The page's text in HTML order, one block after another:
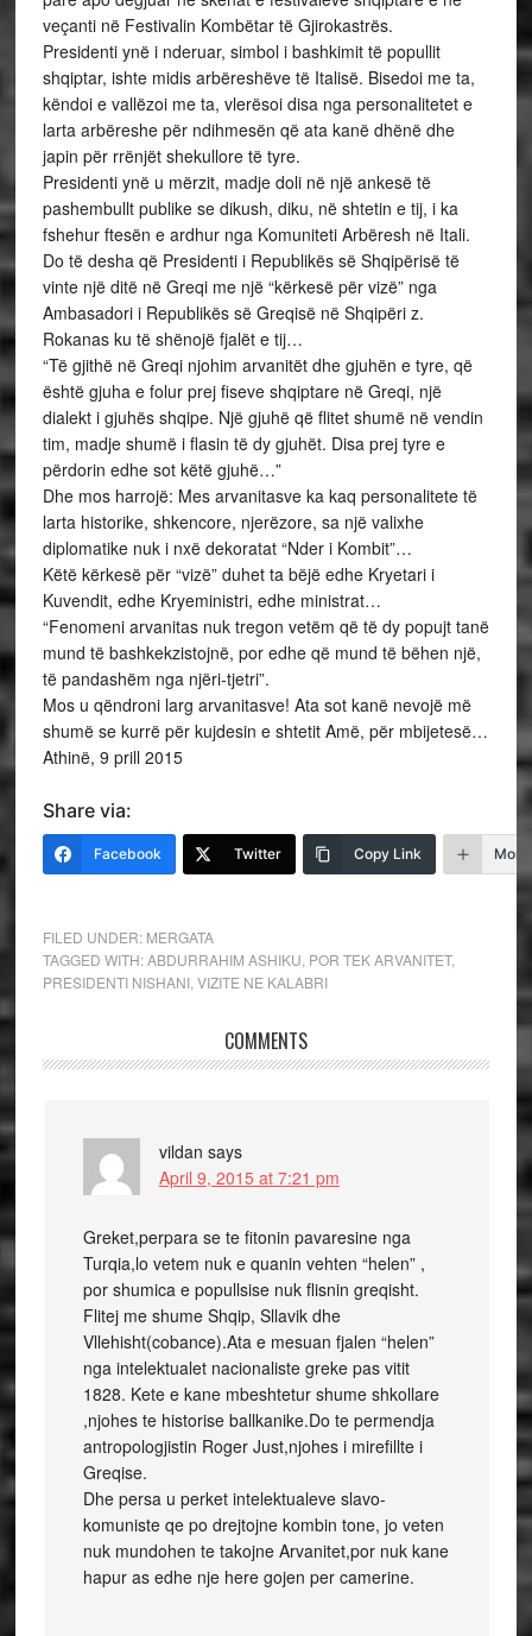
veçanti në Festivalin Kombëtar të Gjirokastrës.
Presidenti ynë i nderuar, simbol i bashkimit të popullit
shqiptar, ishte midis arbëreshëve të Italisë. Bisedoi me ta,
këndoi e vallëzoi me ta, vlerësoi disa nga personalitetet e
larta arbëreshe për ndihmesën që ata kanë dhënë dhe
japin për rrënjët shekullore të tyre.
Presidenti ynë u mërzit, madje doli në një ankesë të
pashembullt publike se dikush, diku, në shtetin e tij, i ka
fshehur ftesën e ardhur nga Komuniteti Arbëresh në Itali.
Do të desha që Presidenti i Republikës së Shqipërisë të
vinte një ditë në Greqi me një “kërkesë për vizë” nga
Ambasadori i Republikës së Greqisë në Shqipëri z.
Rokanas ku të shënojë fjalët e tij…
“Të gjithë në Greqi njohim arvanitët dhe gjuhën e tyre, që
është gjuha e folur prej fiseve shqiptare në Greqi, një
dialekt i gjuhës shqipe. Një gjuhë që flitet shumë në vendin
tim, madje shumë i flasin të dy gjuhët. Disa prej tyre e
përdorin edhe sot këtë gjuhë…”
Dhe mos harrojë: Mes arvanitasve ka kaq personalitete të
larta historike, shkencore, njerëzore, sa një valixhe
diplomatike nuk i nxë dekoratat “Nder i Kombit”…
Këtë kërkesë për “vizë” duhet ta bëjë edhe Kryetari i
Kuvendit, edhe Kryeministri, edhe ministrat…
“Fenomeni arvanitas nuk tregon vetëm që të dy popujt tanë
mund të bashkekzistojnë, por edhe që mund të bëhen një,
të pandashëm nga njëri-tjetri”.
Mos u qëndroni larg arvanitasve! Ata sot kanë nevojë më
shumë se kurrë për kujdesin e shtetit Amë, për mbijetesë…
Athinë, 9 prill 2015
Share via:
Facebook Twitter Copy Link More
FILED UNDER: MERGATA
TAGGED WITH:ABDURRAHIM ASHIKU POR TEK ARVANITET,
PRESIDENTI NISHANI, VIZITE NE KALABRI
COMMENTS
vildan says
April 9, 2015 at 7:21 pm
Greket,perpara se te fitonin pavaresine nga
Turqia,lo vetem nuk e quanin vehten “helen” ,
por shumica e popullsise nuk flisnin greqisht.
Flitej me shume Shqip, Sllavik dhe
Vllehisht(cobance).Ata e mesuan fjalen “helen”
nga intelektualet nacionaliste greke pas vitit
1828. Kete e kane mbeshtetur shume shkollare
,njohes te historise ballkanike.Do te permendja
antropologjistin Roger Just,njohes i mirefillte i
Greqise.
Dhe persa u perket intelektualeve slavo-
komuniste qe po drejtojne kombin tone, jo veten
nuk mundohen te takojne Arvanitet,por nuk kane
hapur as edhe nje here gojen per camerine.